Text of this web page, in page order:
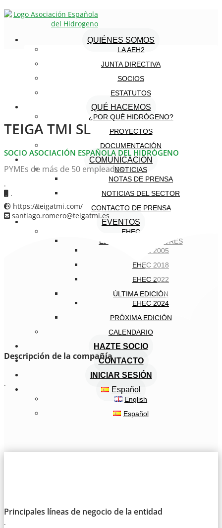
QUIÉNES SOMOS
LA AEH2
JUNTA DIRECTIVA
SOCIOS
ESTATUTOS
QUÉ HACEMOS
¿POR QUÉ HIDRÓGENO?
PROYECTOS
DOCUMENTACIÓN
COMUNICACIÓN
NOTICIAS
NOTAS DE PRENSA
NOTICIAS DEL SECTOR
CONTACTO DE PRENSA
EVENTOS
EHEC
EDICIONES ANTERIORES
EHEC 2005
EHEC 2018
EHEC 2022
ÚLTIMA EDICIÓN
EHEC 2024
PRÓXIMA EDICIÓN
CALENDARIO
HAZTE SOCIO
CONTACTO
INICIAR SESIÓN
Español
English
Español
TEIGA TMI SL
SOCIO ASOCIACIÓN ESPAÑOLA DEL HIDRÓGENO
PYMEs de más de 50 empleados
.
.
https://teigatmi.com/
santiago.romero@teigatmi.es
Descripción de la compañía
.
Principales líneas de negocio de la entidad
.